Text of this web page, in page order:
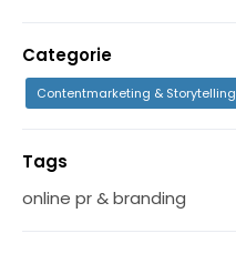
Categorie
Contentmarketing & Storytelling
Tags
online pr & branding